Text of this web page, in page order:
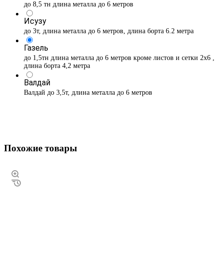
до 8,5 тн длина металла до 6 метров
Исузу
до 3т, длина металла до 6 метров, длина борта 6.2 метра
Газель
до 1,5тн длина металла до 6 метров кроме листов и сетки 2х6 ,
длина борта 4,2 метра
Валдай
Валдай до 3,5т, длина металла до 6 метров
Похожие товары